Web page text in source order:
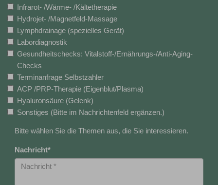
Infrarot- /Wärme- /Kältetherapie
Hydrojet- /Magnetfeld-Massage
Lymphdrainage (spezielles Gerät)
Labordiagnostik
Gesundheitschecks: Vitalstoff-/Ernährungs-/Anti-Aging-
Checks
Terminanfrage Selbstzahler
ACP /PRP-Therapie (Eigenblut/Plasma)
Hyaluronsäure (Gelenk)
Sonstiges (Bitte im Nachrichtenfeld ergänzen.)
Bitte wählen Sie die Themen aus, die Sie interessieren.
Nachricht*